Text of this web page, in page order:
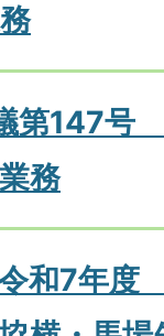
議第147
務
和7年度